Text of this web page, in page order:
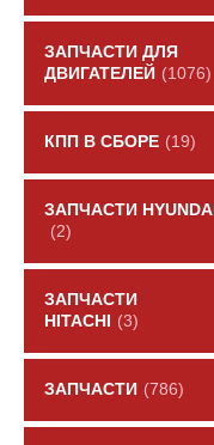
ЗАПЧАСТИ ДЛЯ
ДВИГАТЕЛЕЙ (1076)
КПП В СБОРЕ (19)
ЗАПЧАСТИ HYUNDAI
(2)
ЗАПЧАСТИ
HITACHI
(3)
ЗАПЧАСТИ (786)